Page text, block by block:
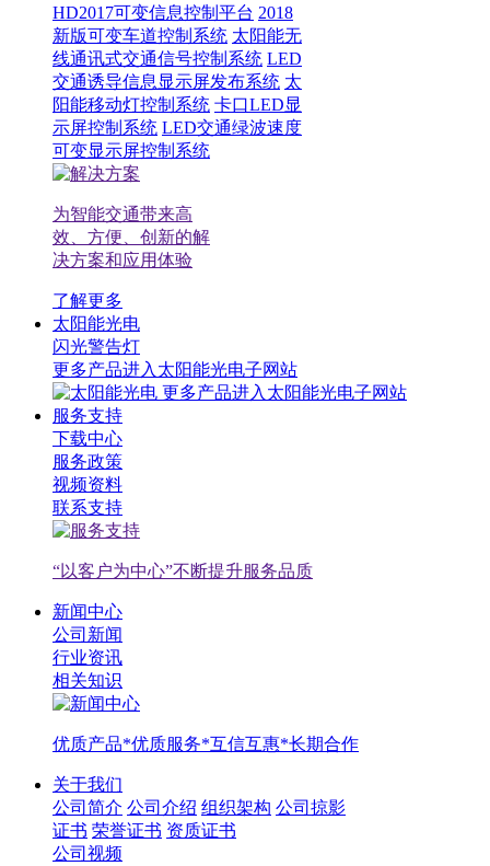
HD2017可变信息控制平台 2018
新版可变车道控制系统 太阳能无
线通讯式交通信号控制系统 LED
交通诱导信息显示屏发布系统 太
阳能移动灯控制系统 卡口LED显
示屏控制系统 LED交通绿波速度
可变显示屏控制系统
为智能交通带来高
效、方便、创新的解
决方案和应用体验
了解更多
太阳能光电
闪光警告灯
更多产品进入太阳能光电子网站
更多产品进入太阳能光电子网站
服务支持
下载中心
服务政策
视频资料
联系支持
“以客户为中心”不断提升服务品质
新闻中心
公司新闻
行业资讯
相关知识
优质产品*优质服务*互信互惠*长期合作
关于我们
公司简介 公司介绍 组织架构 公司掠影
证书 荣誉证书 资质证书
公司视频